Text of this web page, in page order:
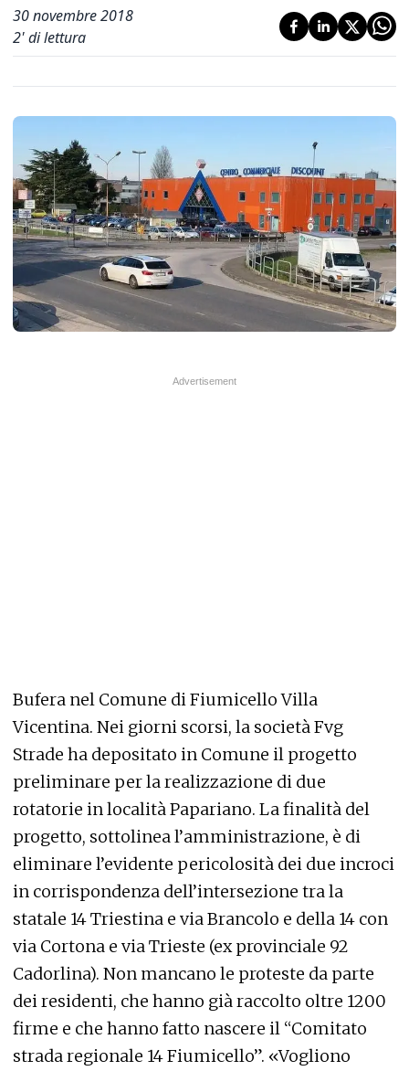
30 novembre 2018
2' di lettura
Bufera nel Comune di Fiumicello Villa
Vicentina. Nei giorni scorsi, la società Fvg
Strade ha depositato in Comune il progetto
preliminare per la realizzazione di due
rotatorie in località Papariano. La finalità del
progetto, sottolinea l’amministrazione, è di
eliminare l’evidente pericolosità dei due incroci
in corrispondenza dell’intersezione tra la
statale 14 Triestina e via Brancolo e della 14 con
via Cortona e via Trieste (ex provinciale 92
Cadorlina). Non mancano le proteste da parte
dei residenti, che hanno già raccolto oltre 1200
firme e che hanno fatto nascere il “Comitato
strada regionale 14 Fiumicello”. «Vogliono